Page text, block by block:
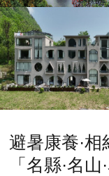
避暑康養·
「名縣·名